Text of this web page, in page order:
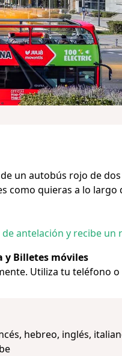
un autobús rojo de
como quieras a lo
de antelación y recibe
Billetes móviles
Utiliza tu teléfono
hebreo, inglés,